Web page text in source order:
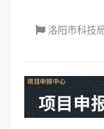
洛阳市科技